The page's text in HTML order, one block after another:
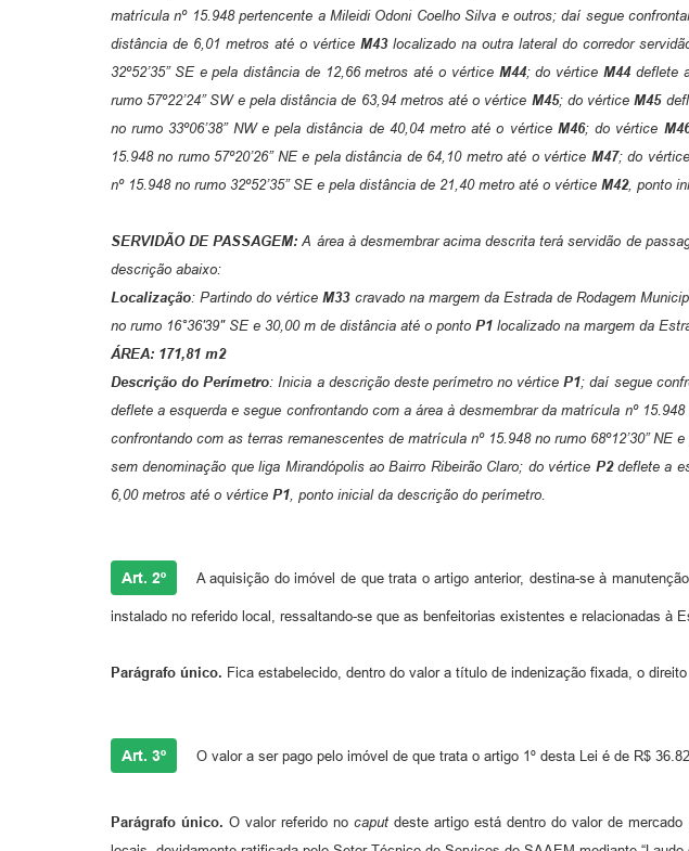
matrícula nº 15.948 pertencente a Mileidi Odoni Coelho Silva e outros; daí segue
distância de 6,01 metros até o vértice M43localizado na outra lateral do corredor
32º52’35” SE e pela distância de 12,66 metros até o vértice M44; do vértice M44deflete
rumo 57º22’24” SW e pela distância de 63,94 metros até o vértice M45; do vérticeM45
no rumo 33º06’38” NW e pela distância de 40,04 metro até o vértice M46; do vértice
15.948 no rumo 57º20’26” NE e pela distância de 64,10 metro até o vértice M47; do vértice
nº 15.948 no rumo 32º52’35” SE e pela distância de 21,40 metro até o vértice M42, ponto
SERVIDÃO DE PASSAGEM:A área à desmembrar acima descrita terá servidão de
descrição abaixo:
Localização: Partindo do vérticeM33 cravado na margem da Estrada de Rodagem
no rumo 16°36'39" SE e 30,00 m de distância até o ponto P1 localizado na margem da
ÁREA: 171,81 m2
Descrição do Perímetro: Inicia a descrição deste perímetro no vérticeP1; daí segue
deflete a esquerda e segue confrontando com a área à desmembrar da matrícula nº
confrontando com as terras remanescentes de matrícula nº 15.948 no rumo 68º12’30” NE
sem denominação que liga Mirandópolis ao Bairro Ribeirão Claro; do vértice P2 deflete a
6,00 metros até o vértice P1, ponto inicial da descrição do perímetro.
Art. 2º A aquisição do imóvel de que trata o artigo anterior, destina-se à
instalado no referido local, ressaltando-se que as benfeitorias existentes e relacionadas à
Parágrafo único. Fica estabelecido, dentro do valor a título de indenização fixada, o
Art. 3º O valor a ser pago pelo imóvel de que trata o artigo 1º desta Lei é de R$
Parágrafo único.O valor referido nocaput deste artigo está dentro do valor de